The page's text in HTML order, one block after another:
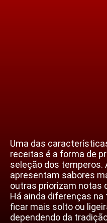
Uma das
receitas é a forma de
seleção dos temperos.
apresentam sabores
outras priorizam notas
Há ainda diferenças na
ficar mais solto ou
dependendo da